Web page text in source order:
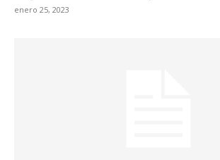
enero 25, 2023